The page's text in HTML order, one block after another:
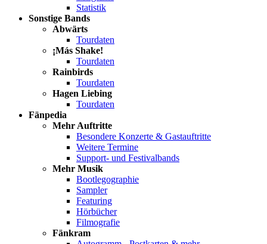
Statistik
Sonstige Bands
Abwärts
Tourdaten
¡Más Shake!
Tourdaten
Rainbirds
Tourdaten
Hagen Liebing
Tourdaten
Fänpedia
Mehr Auftritte
Besondere Konzerte & Gastauftritte
Weitere Termine
Support- und Festivalbands
Mehr Musik
Bootlegographie
Sampler
Featuring
Hörbücher
Filmografie
Fänkram